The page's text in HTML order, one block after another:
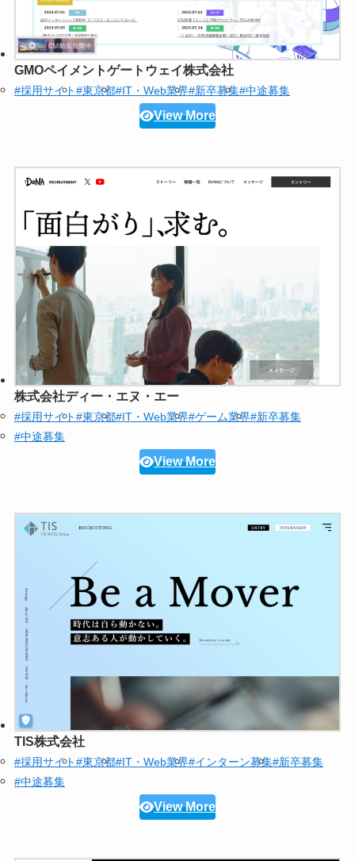
GMOペイメントゲートウェイ株式会社
#採用サイト#東京都#IT・Web業界#新卒募集#中途募集
View More
株式会社ディー・エヌ・エー
#採用サイト#東京都#IT・Web業界#ゲーム業界#新卒募集
#中途募集
View More
TIS株式会社
#採用サイト#東京都#IT・Web業界#インターン募集#新卒募集
#中途募集
View More